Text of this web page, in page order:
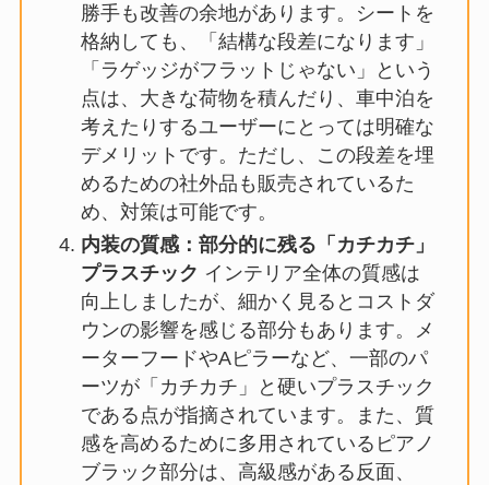
勝手も改善の余地があります。シートを
格納しても、「結構な段差になります」
「ラゲッジがフラットじゃない」という
点は、大きな荷物を積んだり、車中泊を
考えたりするユーザーにとっては明確な
デメリットです。ただし、この段差を埋
めるための社外品も販売されているた
め、対策は可能です。
内装の質感：部分的に残る「カチカチ」
プラスチック インテリア全体の質感は
向上しましたが、細かく見るとコストダ
ウンの影響を感じる部分もあります。メ
ーターフードやAピラーなど、一部のパ
ーツが「カチカチ」と硬いプラスチック
である点が指摘されています。また、質
感を高めるために多用されているピアノ
ブラック部分は、高級感がある反面、